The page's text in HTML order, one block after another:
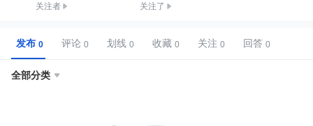
关注者 关注了
发布 评论 划线 收藏 关注 回答
全部分类 